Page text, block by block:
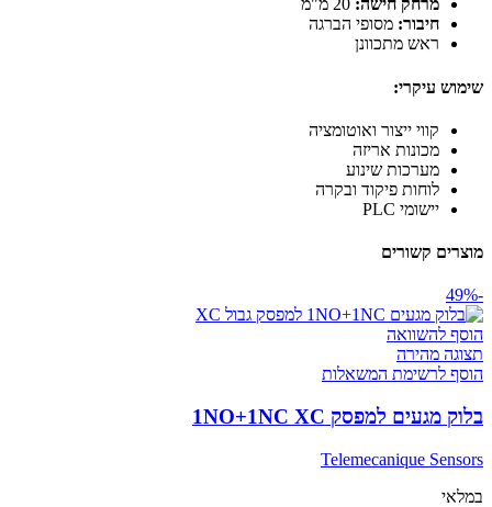
מרחק חישה:
חיבור: מסופי הברגה
ראש מתכוונן
שימוש עיקרי:
קווי ייצור ואוטומציה
מכונות אריזה
מערכות שינוע
לוחות פיקוד ובקרה
יישומי PLC
מוצרים קשורים
-49%
הוסף להשוואה
תצוגה מהירה
הוסף לרשימת המשאלות
בלוק מגעים למפסק 1NO+1NC XC
Telemecanique Sensors
במלאי